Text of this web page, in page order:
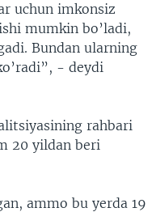
uchun imkonsiz
mumkin bo’ladi,
Bundan ularning
- deydi
rahbari
20 yildan beri
ammo bu yerda 19